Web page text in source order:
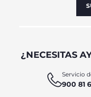
¿NECESITAS
Servicio
900 81